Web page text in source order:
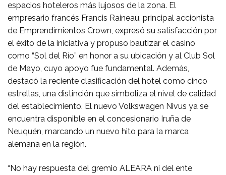
espacios hoteleros más lujosos de la zona. El
empresario francés Francis Raineau, principal accionista
de Emprendimientos Crown, expresó su satisfacción por
el éxito de la iniciativa y propuso bautizar el casino
como “Sol del Río” en honor a su ubicación y al Club Sol
de Mayo, cuyo apoyo fue fundamental. Además,
destacó la reciente clasificación del hotel como cinco
estrellas, una distinción que simboliza el nivel de calidad
del establecimiento. El nuevo Volkswagen Nivus ya se
encuentra disponible en el concesionario Iruña de
Neuquén, marcando un nuevo hito para la marca
alemana en la región.
“No hay respuesta del gremio ALEARA ni del ente